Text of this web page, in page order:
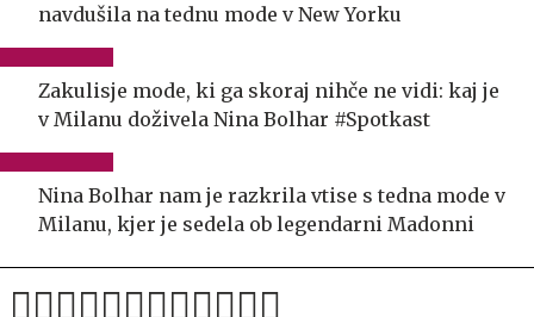
navdušila na tednu mode v New Yorku
Zakulisje mode, ki ga skoraj nihče ne vidi: kaj je
v Milanu doživela Nina Bolhar #Spotkast
Nina Bolhar nam je razkrila vtise s tedna mode v
Milanu, kjer je sedela ob legendarni Madonni